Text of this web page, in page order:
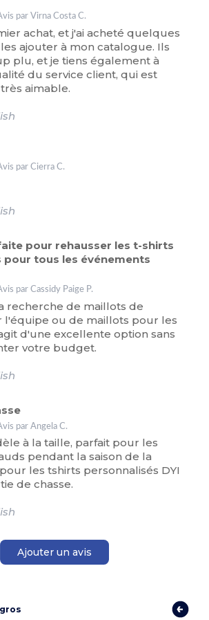
par Virna Costa C.
achat, et j'ai acheté quelques
ajouter à mon catalogue. Ils
plu, et je tiens également à
du service client, qui est
aimable.
par Cierra C.
pour rehausser les t-shirts
pour tous les événements
par Cassidy Paige P.
recherche de maillots de
l'équipe ou de maillots pour les
d'une excellente option sans
votre budget.
par Angela C.
à la taille, parfait pour les
pendant la saison de la
les tshirts personnalisés DYI
de chasse.
Ajouter un avis